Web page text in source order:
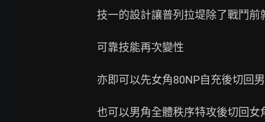
技一的設計讓普列拉堤除了戰鬥前
可靠技能再次變性
亦即可以先女角80NP自充後切回
也可以男角全體秩序特攻後切回女